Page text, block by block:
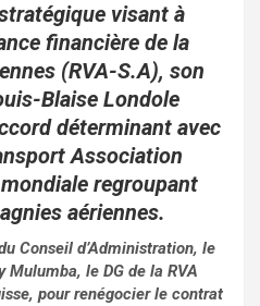
ta
g
er
visant à
financière de la
(RVA-S.A), son
Blaise Londole
déterminant avec
Association
regroupant
aériennes.
Conseil d’Administration, le
Mulumba, le DG de la RVA
pour renégocier le contrat